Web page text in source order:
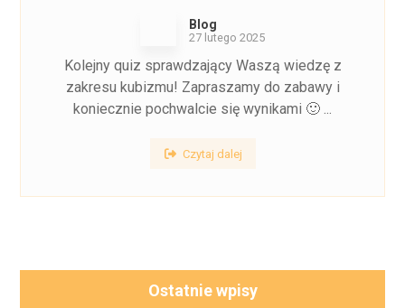
Blog
27 lutego 2025
Kolejny quiz sprawdzający Waszą wiedzę z
zakresu kubizmu! Zapraszamy do zabawy i
koniecznie pochwalcie się wynikami 🙂 ...
Czytaj dalej
Ostatnie wpisy